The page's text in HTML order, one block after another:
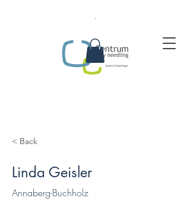
.
< Back
Linda Geisler
Annaberg-Buchholz